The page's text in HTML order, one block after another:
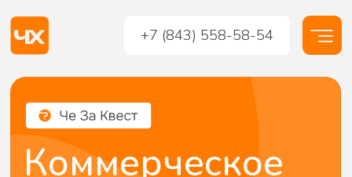
+7 (843) 558-58-54
Коммерческое
предложение